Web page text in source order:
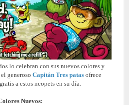
lo celebran con sus nuevos colores y
generoso Capitán Tres patas ofrece
a estos neopets en su día.
Nuevos: